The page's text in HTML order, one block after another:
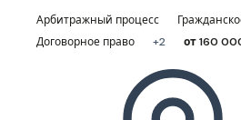
Арбитражный процесс
Договорное право
+2 от 160